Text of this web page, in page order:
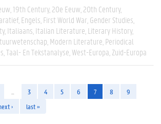
19th Century 20e Eeuw 20th Century
Engels First World War Gender Studies
Italiaans Italian Literature Literary History
Modern Literature Periodical
Taal- En Tekstanalyse West-Europa Zuid-Europa
3 4 5 6 7 8
9
› last »